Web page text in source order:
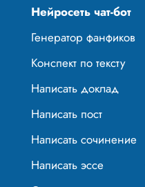
Нейросеть чат-бот
Генератор фанфиков
Конспект по тексту
Написать доклад
Написать пост
Написать сочинение
Написать эссе